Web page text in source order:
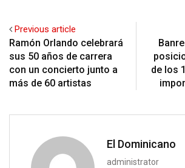
Previous article
Ramón Orlando celebrará
sus 50 años de carrera
con un concierto junto a
más de 60 artistas
de los
El Dominicano
administrator